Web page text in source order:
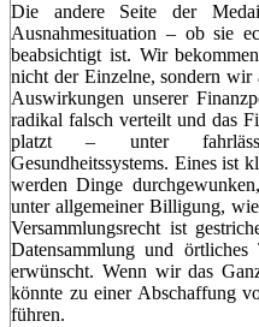
Die andere Seite der
Ausnahmesituation – ob sie
beabsichtigt ist. Wir
nicht der Einzelne, sondern
Auswirkungen unserer
radikal falsch verteilt und das
platzt – unter
Gesundheitssystems. Eines ist
werden Dinge
unter allgemeiner Billigung,
Versammlungsrecht ist
Datensammlung und
erwünscht. Wenn wir das
könnte zu einer Abschaffung
führen.